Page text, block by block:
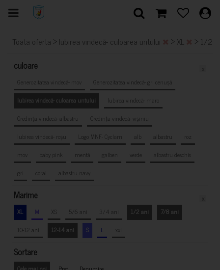
Toata oferta > Iubirea vindecă- culoarea untului > XL > 1/2
culoare
Generozitatea vindecă- mov
Generozitatea vindecă- gri cenușă
Iubirea vindecă- culoarea untului
Iubirea vindecă- maro
Credința vindecă- albastru
Credința vindecă- vișiniu
Iubirea vindecă- roșu
Logo MNF- Cyclam alb albastru
roz
mov
baby pink mentă galben verde
albastru deschis
gri
coral albastru navy
Marime
XL M XS 5/6 ani 3/4 ani 1/2 ani
7/8 ani
10-12 ani
12-14 ani S L xxl
Sortare